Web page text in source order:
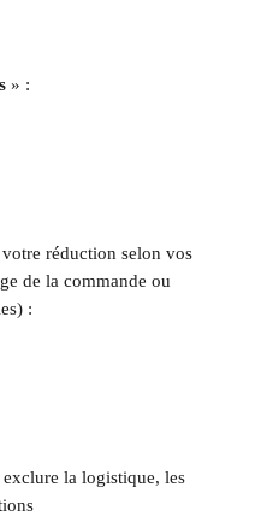
» :
réduction selon vos
de la commande ou
:
la logistique, les